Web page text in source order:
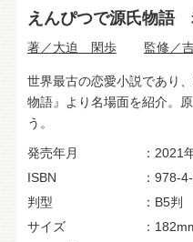
えんぴつで源氏物語
著／大迫 閑歩 監修／
世界最古の恋愛小説であり
物語』より名場面を紹介。
う。
発売年月
2021
ISBN
978-
判型
B5判
サイズ